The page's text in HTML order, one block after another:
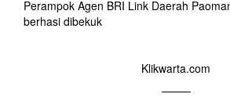
Perampok Agen BRI Link Daerah
berhasi dibekuk
Klikwarta.com